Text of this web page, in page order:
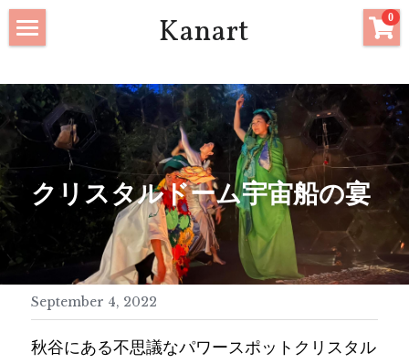
Kanart 0
Textile
Clothing
Accessories
Artwork
Costume Gallery
Workshops
クリスタルドーム宇宙船の宴
September 4, 2022
秋谷にある不思議なパワースポットクリスタル
×
STORE CATEGORIES
All Categories
Clothing
Accessories